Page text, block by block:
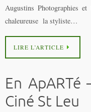
Augustins Photographies
chaleureuse la styliste…
LIRE L’ARTICLE
En
Ciné St Leu